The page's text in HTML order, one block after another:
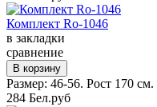
Комплект Ro-1046
в закладки
сравнение
Размер: 46-56. Рост 170
284 Бел.руб